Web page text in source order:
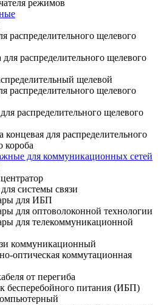
режимов
распределительного щелевого
для распределительного щелевого
щелевой
распределительного щелевого
распределительного щелевого
концевая для распределительного
короба
для коммуникационных сетей
системы связи
для ИБП
для оптоволоконной технологии
для телекоммуникационной
коммуникационный
оптическая коммутационная
от перегиба
бесперебойного питания (ИБП)